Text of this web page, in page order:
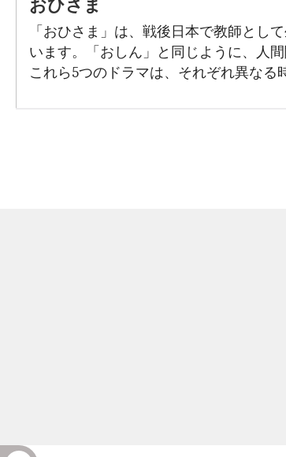
おひさま
「おひさま」は、戦後日本で教師とし
います。「おしん」と同じように、人
これら5つのドラマは、それぞれ異なる